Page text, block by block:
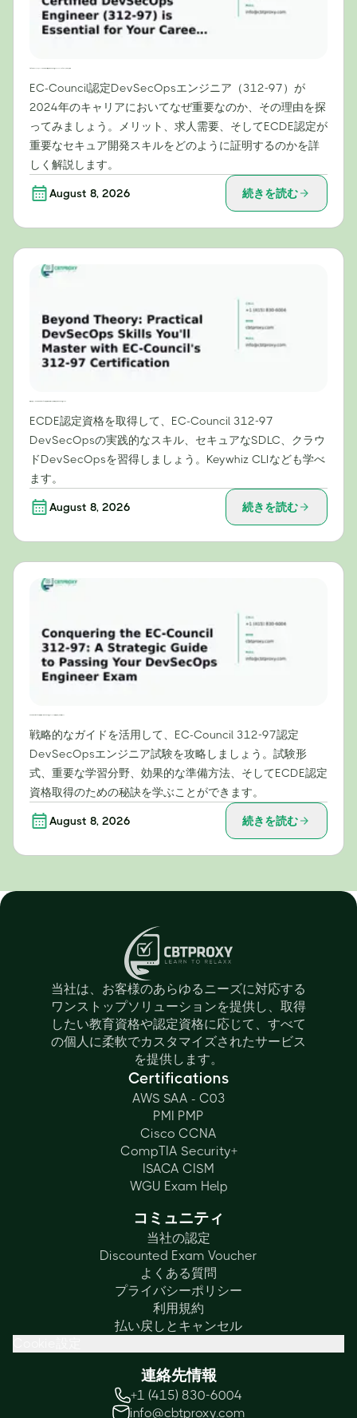
EC-Council認定DevSecOpsエンジニア（312-97）が
2024年のキャリアにおいてなぜ重要なのか、その理由を探
ってみましょう。メリット、求人需要、そしてECDE認定が
重要なセキュア開発スキルをどのように証明するのかを詳
しく解説します。
August 8, 2026 続きを読む
ECDE認定資格を取得して、EC-Council 312-97
DevSecOpsの実践的なスキル、セキュアなSDLC、クラウ
ドDevSecOpsを習得しましょう。Keywhiz CLIなども学べ
ます。
August 8, 2026 続きを読む
戦略的なガイドを活用して、EC-Council 312-97認定
DevSecOpsエンジニア試験を攻略しましょう。試験形
式、重要な学習分野、効果的な準備方法、そしてECDE認定
資格取得のための秘訣を学ぶことができます。
August 8, 2026 続きを読む
当社は、お客様のあらゆるニーズに対応する
ワンストップソリューションを提供し、取得
したい教育資格や認定資格に応じて、すべて
の個人に柔軟でカスタマイズされたサービス
を提供します。
Certifications
AWS SAA - C03
PMI PMP
Cisco CCNA
CompTIA Security+
ISACA CISM
WGU Exam Help
コミュニティ
当社の認定
Discounted Exam Voucher
よくある質問
プライバシーポリシー
利用規約
払い戻しとキャンセル
連絡先情報
+1 (415) 830-6004
info@cbtproxy.com